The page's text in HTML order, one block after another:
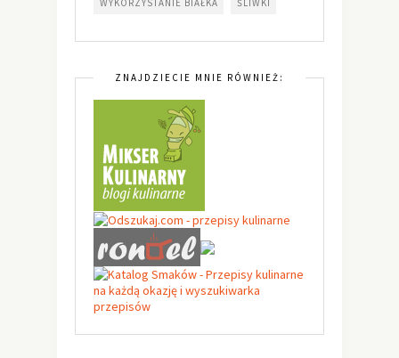
ZNAJDZIECIE MNIE RÓWNIEŻ: